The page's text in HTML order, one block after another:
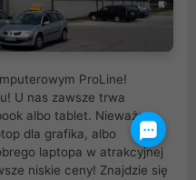
ProLine!
U nas zawsze trwa
albo tablet. Nieważne
dla grafika, albo
laptopa w atrakcyjnej
niskie ceny! Znajdzie się